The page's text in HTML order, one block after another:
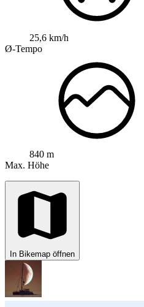
25,6 km/h
Ø-Tempo
840 m
Max. Höhe
In Bikemap öffnen